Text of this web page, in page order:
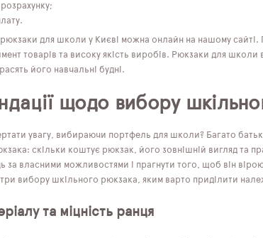
рюкзаки для школи у Києві можна онлайн на нашому
товарів та високу якість виробів. Рюкзаки для школи
його навчальні будні.
щодо вибору
увагу, вибираючи портфель для школи? Багато
скільки коштує рюкзак, його зовнішній вигляд та
за власними можливостями і прагнути того, щоб він
вибору шкільного рюкзака, яким варто приділити
та міцність ранця